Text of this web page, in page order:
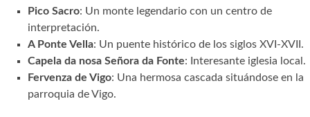
Pico Sacro: Un monte legendario con un centro de
interpretación.
A Ponte Vella: Un puente histórico de los siglos XVI-XVII.
Capela da nosa Señora da Fonte: Interesante iglesia local.
Fervenza de Vigo: Una hermosa cascada situándose en la
parroquia de Vigo.